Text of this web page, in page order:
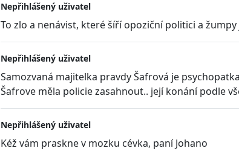
Nepřihlášený uživatel
To zlo a nenávist, které šíří opoziční politici a
Nepřihlášený uživatel
Samozvaná majitelka pravdy Šafrová je
Šafrove měla policie zasahnout.. její konání podle
Nepřihlášený uživatel
Kéž vám praskne v mozku cévka, paní Johano